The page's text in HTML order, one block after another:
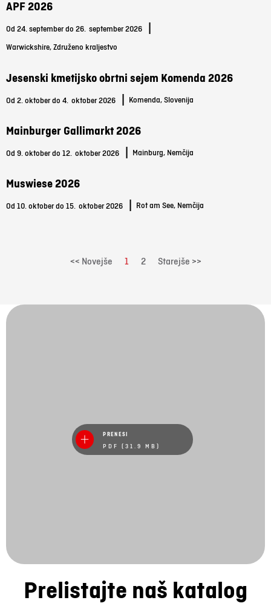
APF 2026
Od 24. september do 26. september 2026
Warwickshire, Združeno kraljestvo
Jesenski kmetijsko obrtni sejem Komenda 2026
Od 2. oktober do 4. oktober 2026 Komenda, Slovenija
Mainburger Gallimarkt 2026
Od 9. oktober do 12. oktober 2026 Mainburg, Nemčija
Muswiese 2026
Od 10. oktober do 15. oktober 2026 Rot am See, Nemčija
<< Novejše 1 2 Starejše >>
PRENESI
PDF (31.9 MB)
Prelistajte naš katalog